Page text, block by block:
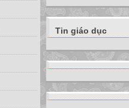
Tin giáo dục